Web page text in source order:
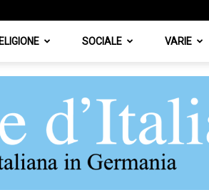
SOCIALE VARIE